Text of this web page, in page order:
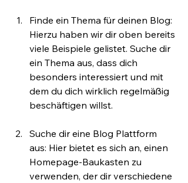
Finde ein Thema für deinen Blog:
Hierzu haben wir dir oben bereits
viele Beispiele gelistet. Suche dir
ein Thema aus, dass dich
besonders interessiert und mit
dem du dich wirklich regelmäßig
beschäftigen willst.
Suche dir eine Blog Plattform
aus: Hier bietet es sich an, einen
Homepage-Baukasten zu
verwenden, der dir verschiedene